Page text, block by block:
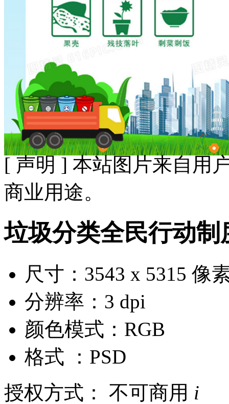
[ 声明 ] 本站图片来自用
商业用途。
垃圾分类全民行动制
尺寸：3543 x 5315 像
分辨率：3 dpi
颜色模式：RGB
格式 ：PSD
授权方式： 不可商用 i